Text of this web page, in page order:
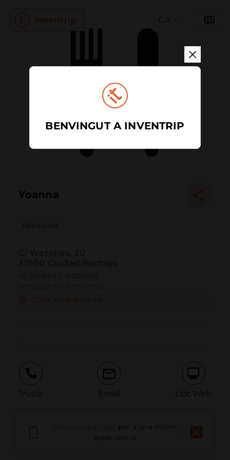
CA
Yoanna
Restaurant
C/ Wetones, 20
37500 Ciudad Rodrigo
Trucar Email Lloc Web
Informar problemaper a una millor
experiència
BENVINGUT A INVENTRIP